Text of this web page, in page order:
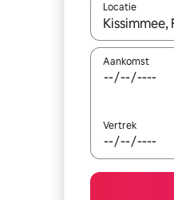
Locatie
Wanneer er
Aankomst
Vertrek